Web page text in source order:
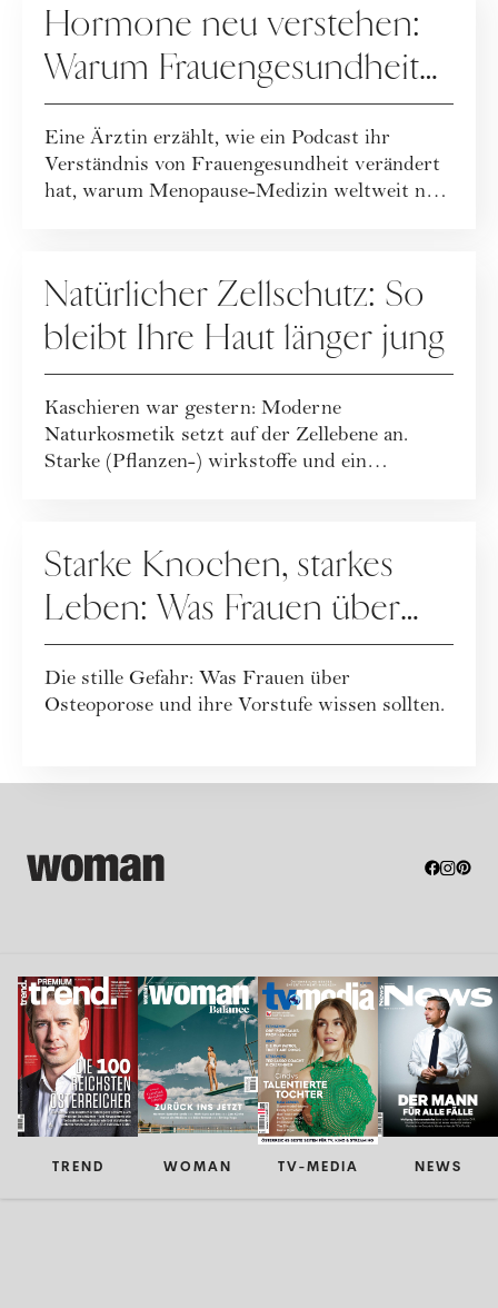
Hormone neu verstehen:
Warum Frauengesundheit
heute neu gedacht wird
Eine Ärztin erzählt, wie ein Podcast ihr
Verständnis von Frauengesundheit verändert
hat, warum Menopause-Medizin weltweit neu
Natürlicher Zellschutz: So
bleibt Ihre Haut länger jung
Kaschieren war gestern: Moderne
Naturkosmetik setzt auf der Zellebene an.
Starke (Pflanzen-) wirkstoffe und ein
Starke Knochen, starkes
Leben: Was Frauen über
Osteoporose wissen
sollten
Die stille Gefahr: Was Frauen über
Osteoporose und ihre Vorstufe wissen sollten.
TREND WOMAN TV-MEDIA NEWS